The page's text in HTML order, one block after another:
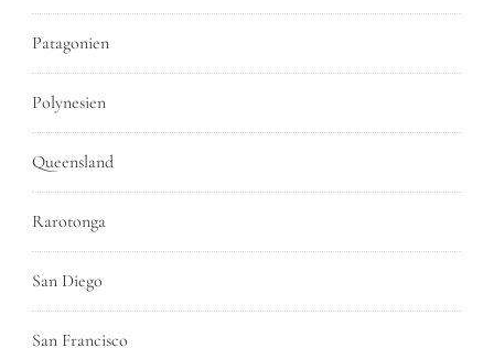
Patagonien
Polynesien
Queensland
Rarotonga
San Diego
San Francisco